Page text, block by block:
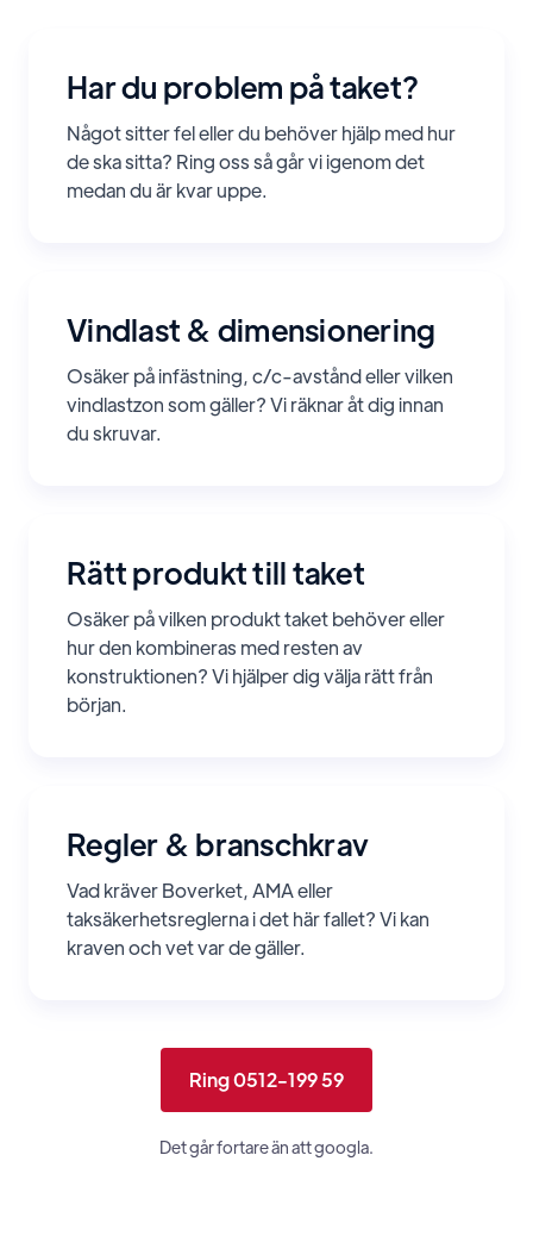
Har du problem på taket?
Något sitter fel eller du behöver hjälp med hur
de ska sitta? Ring oss så går vi igenom det
medan du är kvar uppe.
Vindlast & dimensionering
Osäker på infästning, c/c-avstånd eller vilken
vindlastzon som gäller? Vi räknar åt dig innan
du skruvar.
Rätt produkt till taket
Osäker på vilken produkt taket behöver eller
hur den kombineras med resten av
konstruktionen? Vi hjälper dig välja rätt från
början.
Regler & branschkrav
Vad kräver Boverket, AMA eller
taksäkerhetsreglerna i det här fallet? Vi kan
kraven och vet var de gäller.
Ring 0512-199 59
Det går fortare än att googla.